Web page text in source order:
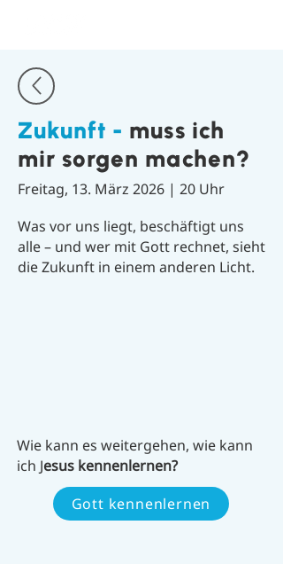
Zukunft - muss ich
mir sorgen machen?
Freitag, 13. März 2026 | 20 Uhr
Was vor uns liegt, beschäftigt uns
alle – und wer mit Gott rechnet, sieht
die Zukunft in einem anderen Licht.
Wie kann es weitergehen, wie kann
ich Jesus kennenlernen?
Gott kennenlernen